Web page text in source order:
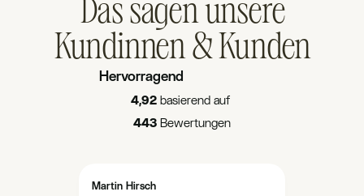
Das sagen unsere
Kundinnen & Kunden
Hervorragend
4,92 basierend auf
443 Bewertungen
Martin Hirsch